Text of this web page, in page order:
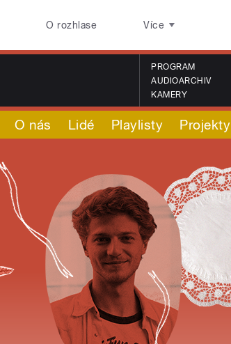
O rozhlase Více
PROGRAM
AUDIOARCHIV
KAMERY
O nás Lidé Playlisty Projekty